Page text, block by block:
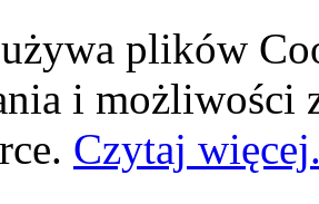
plików
i możliwości
Czytaj